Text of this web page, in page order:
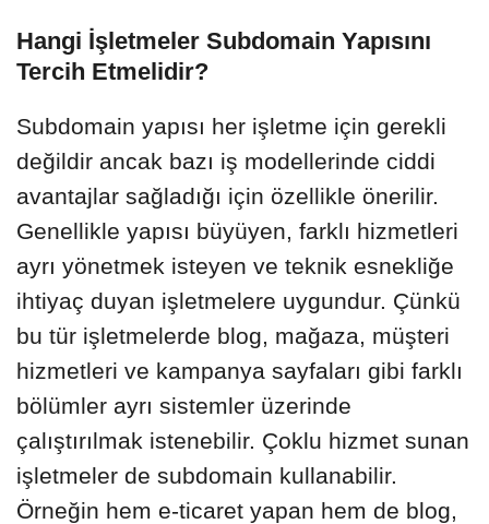
Hangi İşletmeler Subdomain Yapısını
Tercih Etmelidir?
Subdomain yapısı her işletme için gerekli
değildir ancak bazı iş modellerinde ciddi
avantajlar sağladığı için özellikle önerilir.
Genellikle yapısı büyüyen, farklı hizmetleri
ayrı yönetmek isteyen ve teknik esnekliğe
ihtiyaç duyan işletmelere uygundur. Çünkü
bu tür işletmelerde blog, mağaza, müşteri
hizmetleri ve kampanya sayfaları gibi farklı
bölümler ayrı sistemler üzerinde
çalıştırılmak istenebilir. Çoklu hizmet sunan
işletmeler de subdomain kullanabilir.
Örneğin hem e-ticaret yapan hem de blog,